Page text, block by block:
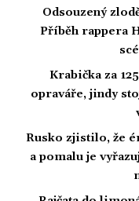
Odsouzený
Příběh rappera
Krabička za
opraváře, jindy
Rusko zjistilo, že
a pomalu je